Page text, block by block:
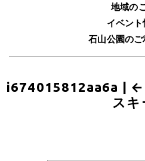
地域の
イベント
石山公園の
i674015812aa6a | ←
スキ